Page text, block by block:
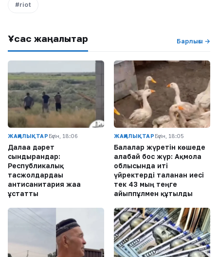
#riot
Ұқсас жаңалықтар Барлығы →
ЖАҢАЛЫҚТАР Бүгін, 18:06
Далаға дәрет
сындырғандар:
Республикалық
тасжолдардағы
антисанитария жаға
ұстатты
ЖАҢАЛЫҚТАР Бүгін, 18:05
Балалар жүретін көшеде
алабай бос жүр: Ақмола
облысында иті
үйректерді таланған иесі
тек 43 мың теңге
айыппұлмен құтылды